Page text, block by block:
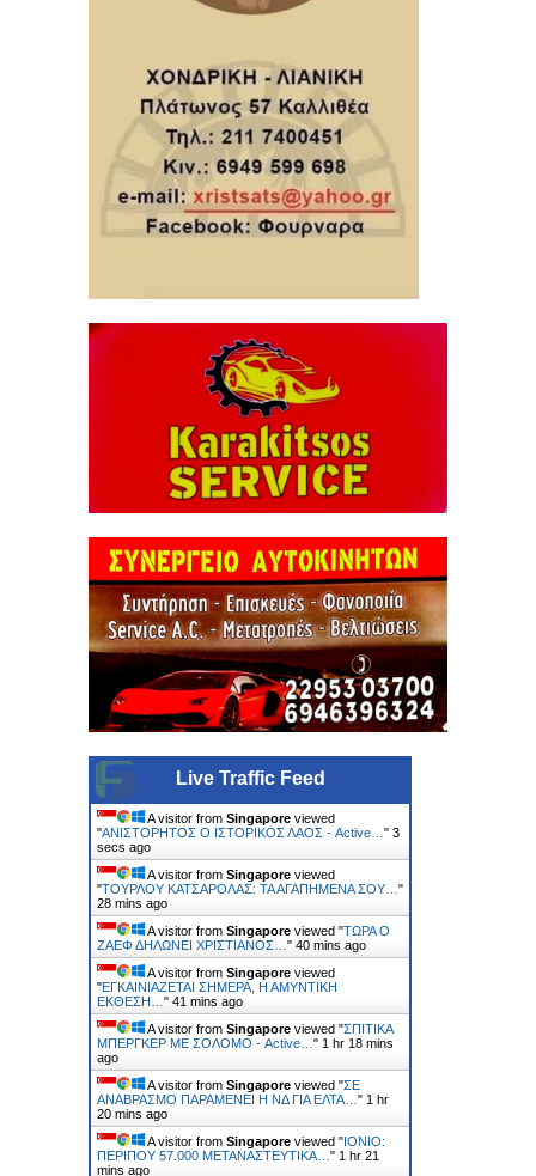
Live Traffic Feed
A visitor from Singapore viewed
"ΑΝΙΣΤΟΡΗΤΟΣ Ο ΙΣΤΟΡΙΚΟΣ ΛΑΟΣ - Active… " 4
secs ago
A visitor from Singapore viewed
"ΤΟΥΡΛΟΥ ΚΑΤΣΑΡΟΛΑΣ: ΤΑ ΑΓΑΠΗΜΕΝΑ ΣΟΥ… "
29 mins ago
A visitor from Singapore viewed "ΤΩΡΑ Ο
ΖΑΕΦ ΔΗΛΩΝΕΙ ΧΡΙΣΤΙΑΝΟΣ… " 40 mins ago
A visitor from Singapore viewed
"ΕΓΚΑΙΝΙAΖΕΤΑΙ ΣΗΜΕΡΑ, Η ΑΜΥΝΤΙΚH
EΚΘΕΣΗ… " 41 mins ago
A visitor from Singapore viewed "ΣΠΙΤΙΚΑ
ΜΠΕΡΓΚΕΡ ΜΕ ΣΟΛΟΜΟ - Active… " 1 hr 18 mins
ago
A visitor from Singapore viewed "ΣΕ
ΑΝΑΒΡΑΣΜΟ ΠΑΡΑΜΕΝΕΙ Η ΝΔ ΓΙΑ ΕΛΤΑ… " 1 hr
20 mins ago
A visitor from Singapore viewed "ΙΟΝΙΟ:
ΠΕΡΙΠΟΥ 57.000 ΜΕΤΑΝΑΣΤΕΥΤΙΚΑ… " 1 hr 21
mins ago